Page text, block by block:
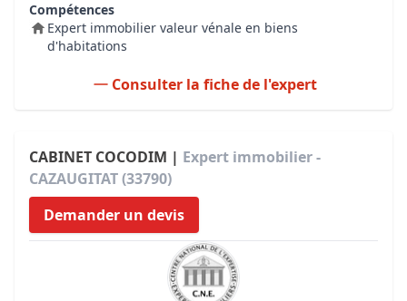
Compétences
Expert immobilier valeur vénale en biens
d'habitations
Consulter la fiche de l'expert
CABINET COCODIM | Expert immobilier -
CAZAUGITAT (33790)
Demander un devis